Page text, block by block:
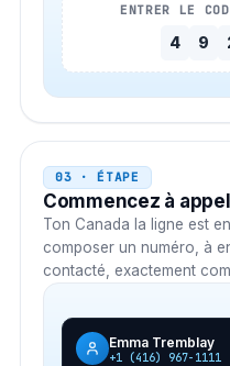
ENTRER LE
4 9
03 · ÉTAPE
Commencez à
Ton Canada la ligne est
composer un numéro, à
contacté, exactement
Emma Tremblay
+1 (416) 967-1111